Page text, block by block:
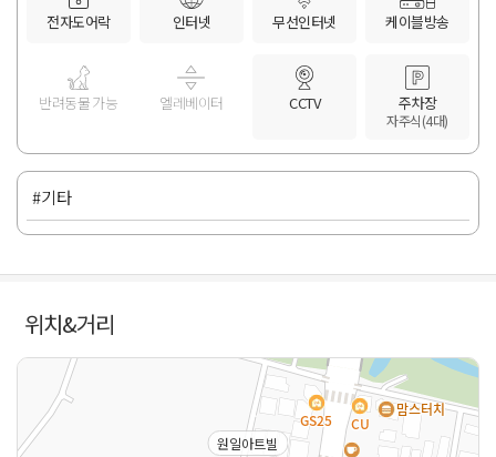
전자도어락 인터넷 무선인터넷 케이블방송
반려동물 가능 엘레베이터 CCTV 주차장
자주식(4대)
#기타
위치&거리
원일아트빌